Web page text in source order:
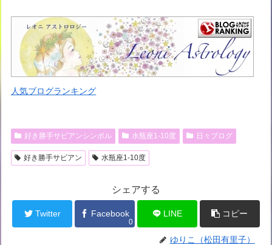
人気ブログランキング
好き勝手サビアンシンボル 水瓶座1-10度 日々ブログ
好き勝手サビアン 水瓶座1-10度
シェアする
Twitter Facebook
0
LINE コピー
ゆりこ（松田有里子）